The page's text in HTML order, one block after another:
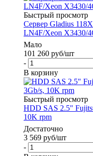
Быстрый просмотр
Сервер Gladius
LN4F/Xeon X3430/
Мало
101 260 руб/шт
-
В корзину
Быстрый просмотр
HDD SAS 2.5"
10K rpm
Достаточно
3 569 руб/шт
-